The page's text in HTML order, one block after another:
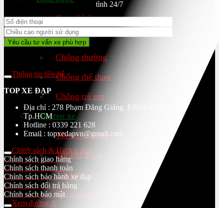
Gọng bình
Chân chống
Chống thường
Chống thể thao
Chống trẻ em
Túi treo xe
Túi treo khung
Túi ghi đông
Túi treo yên
Túi chống nước
tình 24/7
Thông tin liên hệ
TOP XE ĐẠP
Địa chỉ : 278 Phạm Đăng Giảng, P.Bình Hưng Hoà,
Tp.HCM
Hotline : 0339 221 628
Email : topxedapvn@gmail.com
Chính sách & Hướng dẫn
Chính sách giao hàng
Chính sách thanh toán
Chính sách bảo hành xe đạp
Chính sách đổi trả hàng
Chính sách bảo mật
Xem đường đi